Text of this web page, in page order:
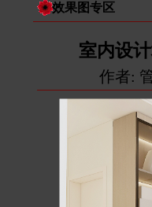
效果图专区
室内设
作者: